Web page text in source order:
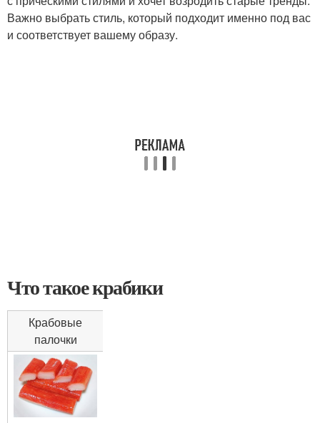
Важно выбрать стиль, который подходит именно под вас
и соответствует вашему образу.
Что такое крабики
Крабовые
палочки